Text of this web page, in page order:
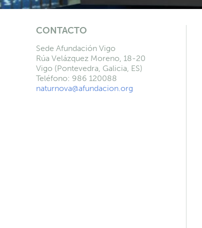
CONTACTO
Sede Afundación Vigo
Rúa Velázquez Moreno, 18-20
Vigo (Pontevedra, Galicia, ES)
Teléfono: 986 120088
naturnova@afundacion.org